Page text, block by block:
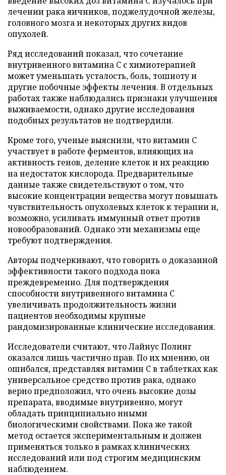
лечении рака яичников, поджелудочной железы,
головного мозга и некоторых других видов
опухолей.
Ряд исследований показал, что сочетание
внутривенного витамина C с химиотерапией
может уменьшать усталость, боль, тошноту и
другие побочные эффекты лечения. В отдельных
работах также наблюдались признаки улучшения
выживаемости, однако другие исследования
подобных результатов не подтвердили.
Кроме того, ученые выяснили, что витамин C
участвует в работе ферментов, влияющих на
активность генов, деление клеток и их реакцию
на недостаток кислорода. Предварительные
данные также свидетельствуют о том, что
высокие концентрации вещества могут повышать
чувствительность опухолевых клеток к терапии и,
возможно, усиливать иммунный ответ против
новообразований. Однако эти механизмы еще
требуют подтверждения.
Авторы подчеркивают, что говорить о доказанной
эффективности такого подхода пока
преждевременно. Для подтверждения
способности внутривенного витамина C
увеличивать продолжительность жизни
пациентов необходимы крупные
рандомизированные клинические исследования.
Исследователи считают, что Лайнус Полинг
оказался лишь частично прав. По их мнению, он
ошибался, представляя витамин C в таблетках как
универсальное средство против рака, однако
верно предположил, что очень высокие дозы
препарата, вводимые внутривенно, могут
обладать принципиально иными
биологическими свойствами. Пока же такой
метод остается экспериментальным и должен
применяться только в рамках клинических
исследований или под строгим медицинским
наблюдением.